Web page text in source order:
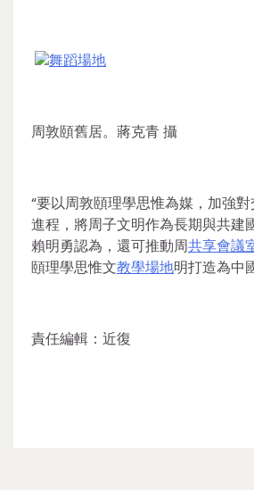
舞蹈場地
周敦頤舊居。蔣克青 攝
“要以周敦頤理學思惟為媒，加強對
進程，將周子文明作為長期與共建
賴明勇認為，還可推動周共享會議
頤理學思惟文教學場地明打造為中
責任編輯：近復